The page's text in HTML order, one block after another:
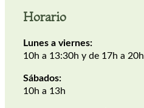
Horario
Lunes a viernes:
10h a 13:30h y de 17h a 20h
Sábados:
10h a 13h